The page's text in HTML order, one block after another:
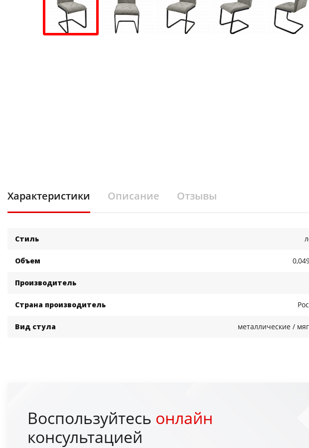
Характеристики Описание Отзывы
Стиль
Объем
Производитель
Страна производитель
Вид стула металлические /
Воспользуйтесь онлайн
консультацией